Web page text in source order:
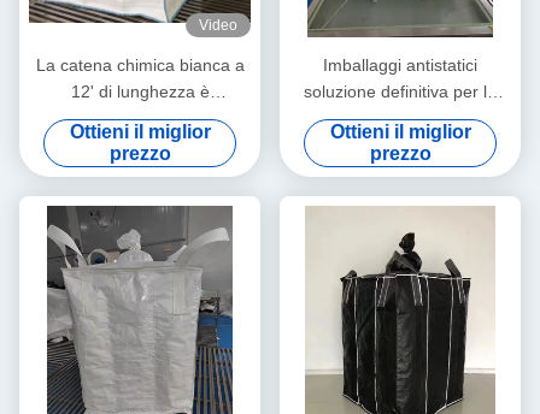
Video
La catena chimica bianca a
12' di lunghezza è
essenziale per le
applicazioni industriali
Ottieni il miglior
prezzo
Imballaggi antistatici
soluzione definitiva per le
esigenze di protezione
dall'umidità
Ottieni il miglior
prezzo